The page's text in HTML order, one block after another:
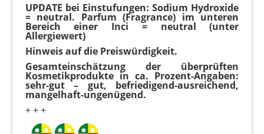
UPDATE bei Einstufungen: Sodium Hydroxide
= neutral. Parfum (Fragrance) im unteren
Bereich einer Inci = neutral (unter
Allergiewert)
Hinweis auf die Preiswürdigkeit.
Gesamteinschätzung der überprüften
Kosmetikprodukte in ca. Prozent-Angaben:
sehr-gut – gut, befriedigend-ausreichend,
mangelhaft-ungenügend.
+ + +